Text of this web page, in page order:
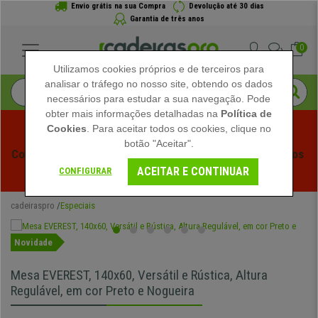
Envio grátis na sua Compra
Devolução até 30 dias
Garantia de três anos
0
Começam os Saldos de Verão em Cadeiraspro! Descontos
Exclusivos por Tempo Limitado - Ver Promoção
cadeiraspro Especiais
Novidade
Mesa EVEREST, 140x60, Versátil e Rústica, Altura
Regulável, em cor Preto e Nogueira
Utilizamos cookies próprios e de terceiros para
analisar o tráfego no nosso site, obtendo os dados
necessários para estudar a sua navegação. Pode
obter mais informações detalhadas na Política de
Cookies . Para aceitar todos os cookies, clique no
botão "Aceitar".
CONFIGURAR ACEITAR E CONTINUAR